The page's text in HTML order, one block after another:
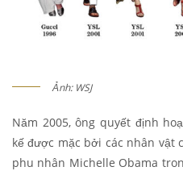
Ảnh: WSJ
Năm 2005, ông quyết định
kế được mặc bởi các nhân
phu nhân Michelle Obama